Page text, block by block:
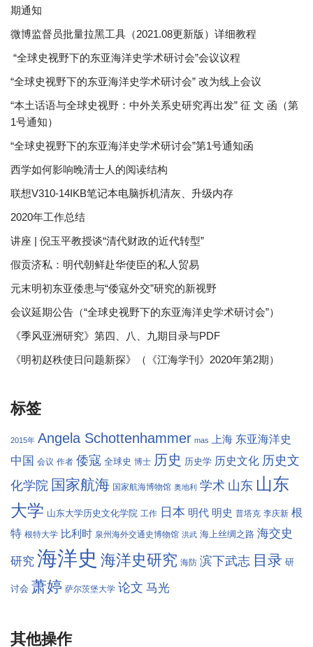
期通知
微博监督员批量拉黑工具（2021.08更新版）详细教程
“全球史视野下的东亚海洋史学术研讨会”会议议程
“全球史视野下的东亚海洋史学术研讨会” 改为线上会议
“本土话语与全球史视野：中外关系史研究再出发” 征 文 函（第
1号通知）
“全球史视野下的东亚海洋史学术研讨会”第1号通知函
西学如何影响晚清士人的阅读结构
联想V310-14IKB笔记本电脑拆机清灰、升级内存
2020年工作总结
讲座 | 倪玉平教授谈“清代财政的近代转型”
假贡济私：明代朝鲜赴华使臣的私人贸易
元末明初东亚倭患与“倭寇外交”研究的新视野
会议延期公告（“全球史视野下的东亚海洋史学术研讨会”）
《季风亚洲研究》第四、八、九期目录与PDF
《明初赵秩使日问题新探》（《江海学刊》2020年第2期）
标签
2015年 Angela Schottenhammer mas 上海 东亚海洋史
中国 会议 作者 倭寇 全球史 博士 历史 历史学 历史文化 历史文
化学院 国家航海 国家航海博物馆 奥地利 学术 山东 山东
大学 山东大学历史文化学院 工作 日本 明代 明史 普塔克 李庆新 根
特 根特大学 比利时 泉州海外交通史博物馆 洪武 海上丝绸之路 海交史
研究 海洋史 海洋史研究 海防 滨下武志 目录 研
讨会 萧婷 萨尔茨堡大学 论文 马光
其他操作